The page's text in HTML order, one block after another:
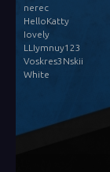
nerec
HelloKatty
Iovely
LLIymnuy123
Voskres3Nskii
White